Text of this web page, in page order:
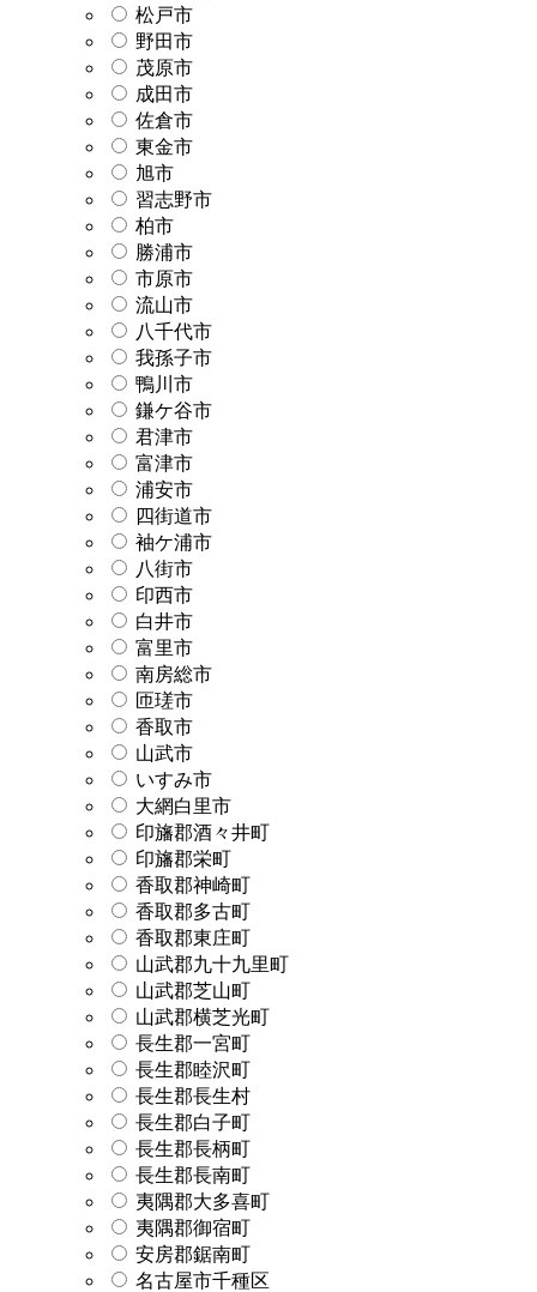
松戸市
野田市
茂原市
成田市
佐倉市
東金市
旭市
習志野市
柏市
勝浦市
市原市
流山市
八千代市
我孫子市
鴨川市
鎌ケ谷市
君津市
富津市
浦安市
四街道市
袖ケ浦市
八街市
印西市
白井市
富里市
南房総市
匝瑳市
香取市
山武市
いすみ市
大網白里市
印旛郡酒々井町
印旛郡栄町
香取郡神崎町
香取郡多古町
香取郡東庄町
山武郡九十九里町
山武郡芝山町
山武郡横芝光町
長生郡一宮町
長生郡睦沢町
長生郡長生村
長生郡白子町
長生郡長柄町
長生郡長南町
夷隅郡大多喜町
夷隅郡御宿町
安房郡鋸南町
名古屋市千種区